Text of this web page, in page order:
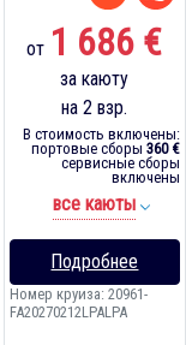
от 1 686 €
за каюту
на 2 взр.
В стоимость включены:
портовые сборы 360 €
сервисные сборы
включены
все каюты
Подробнее
Номер круиза: 20961-
FA20270212LPALPA